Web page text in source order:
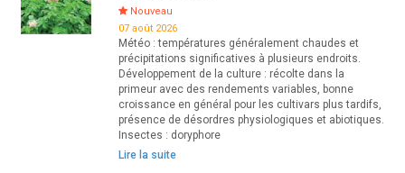
Nouveau
07 août 2026
Météo : températures généralement chaudes et
précipitations significatives à plusieurs endroits.
Développement de la culture : récolte dans la
primeur avec des rendements variables, bonne
croissance en général pour les cultivars plus tardifs,
présence de désordres physiologiques et abiotiques.
Insectes : doryphore
Lire la suite